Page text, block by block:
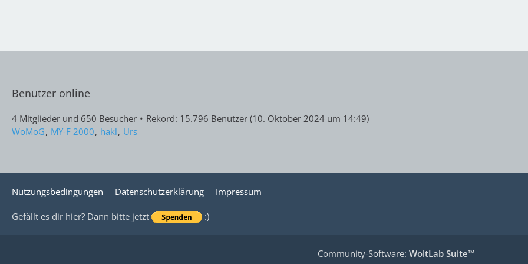
Benutzer online
4 Mitglieder und 650 Besucher Rekord: 15.796 Benutzer (10. Oktober 2024 um 14:49)
WoMoG MY-F 2000 hakl Urs
Nutzungsbedingungen Datenschutzerklärung Impressum
Gefällt es dir hier? Dann bitte jetzt :)
Community-Software: WoltLab Suite™